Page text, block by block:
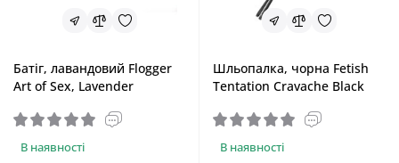
Батіг, лавандовий Flogger
Art of Sex, Lavender
В наявності
Шльопалка, чорна Fetish
Tentation Cravache Black
В наявності